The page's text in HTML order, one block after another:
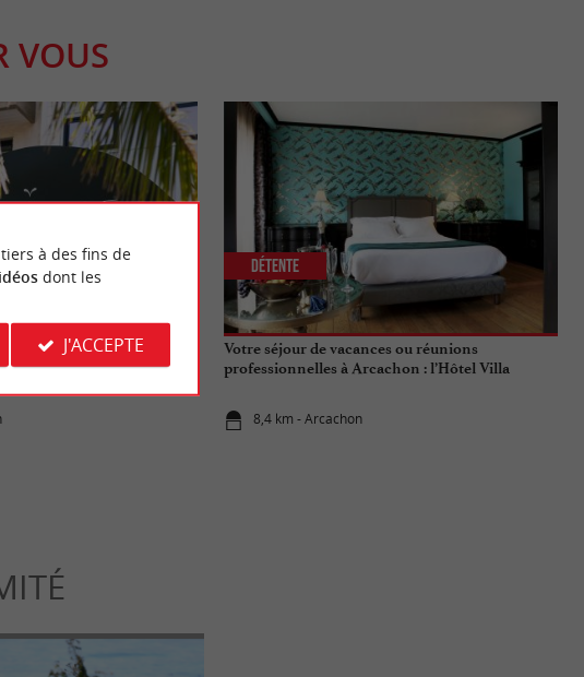
VOUS
à deux pas des
Votre séjour de vacances ou réunions
professionnelles à Arcachon : l’Hôtel Villa
8,4 km - Arcachon
Détente
à des fins de
dont les
J'ACCEPTE